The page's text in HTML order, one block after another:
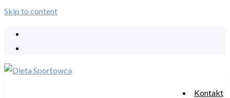
Skip to content
Kontakt